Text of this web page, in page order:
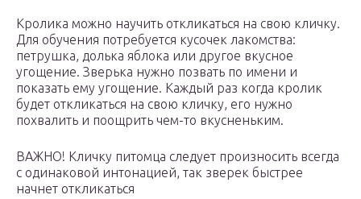
Кролика можно научить откликаться на свою кличку.
Для обучения потребуется кусочек лакомства:
петрушка, долька яблока или другое вкусное
угощение. Зверька нужно позвать по имени и
показать ему угощение. Каждый раз когда кролик
будет откликаться на свою кличку, его нужно
похвалить и поощрить чем-то вкусненьким.
ВАЖНО! Кличку питомца следует произносить всегда
с одинаковой интонацией, так зверек быстрее
начнет откликаться